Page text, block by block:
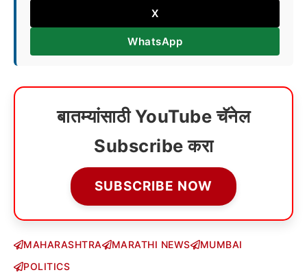
X
WhatsApp
बातम्यांसाठी YouTube चॅनेल
Subscribe करा
SUBSCRIBE NOW
MAHARASHTRA MARATHI NEWS
MUMBAI
POLITICS